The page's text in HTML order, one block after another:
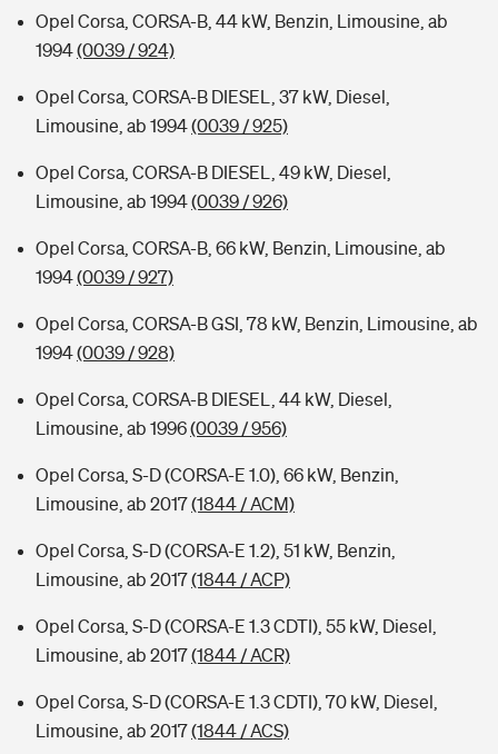
Opel Corsa, CORSA-B, 44 kW, Benzin, Limousine, ab
1994(0039 / 924)
Opel Corsa, CORSA-B DIESEL, 37 kW, Diesel,
Limousine, ab 1994(0039 / 925)
Opel Corsa, CORSA-B DIESEL, 49 kW, Diesel,
Limousine, ab 1994(0039 / 926)
Opel Corsa, CORSA-B, 66 kW, Benzin, Limousine, ab
1994(0039 / 927)
Opel Corsa, CORSA-B GSI, 78 kW, Benzin, Limousine, ab
1994(0039 / 928)
Opel Corsa, CORSA-B DIESEL, 44 kW, Diesel,
Limousine, ab 1996(0039 / 956)
Opel Corsa, S-D (CORSA-E 1.0), 66 kW, Benzin,
Limousine, ab 2017(1844 / ACM)
Opel Corsa, S-D (CORSA-E 1.2), 51 kW, Benzin,
Limousine, ab 2017(1844 / ACP)
Opel Corsa, S-D (CORSA-E 1.3 CDTI), 55 kW, Diesel,
Limousine, ab 2017(1844 / ACR)
Opel Corsa, S-D (CORSA-E 1.3 CDTI), 70 kW, Diesel,
Limousine, ab 2017(1844 / ACS)